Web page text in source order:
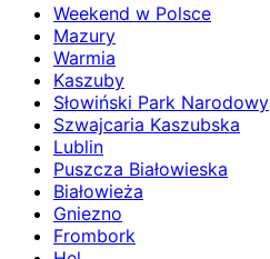
Weekend w Polsce
Mazury
Warmia
Kaszuby
Słowiński Park Narodowy
Szwajcaria Kaszubska
Lublin
Puszcza Białowieska
Białowieża
Gniezno
Frombork